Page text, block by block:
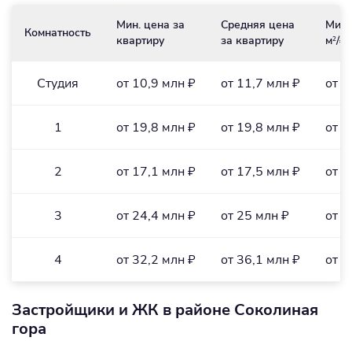
Комнатность
Мин. цена за
квартиру
Средняя цена
за квартиру
Мин.
м2/₽
Студия от 10,9 млн ₽ от 11,7 млн ₽ от
1 от 19,8 млн ₽ от 19,8 млн ₽ от
2 от 17,1 млн ₽ от 17,5 млн ₽ от
3 от 24,4 млн ₽ от 25 млн ₽ от
4 от 32,2 млн ₽ от 36,1 млн ₽ от
Застройщики и ЖК в районе Соколиная
гора